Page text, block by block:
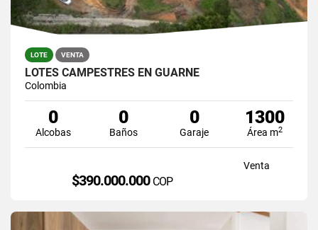
LOTE VENTA
LOTES CAMPESTRES EN GUARNE
Colombia
0
Alcobas
0
Baños
0
Garaje
1300
Área m2
Venta
$390.000.000 COP